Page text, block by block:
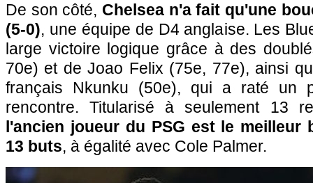
De son côté, Chelsea n'a fait qu'une
(5-0), une équipe de D4 anglaise. Les
large victoire logique grâce à des
70e) et de Joao Felix (75e, 77e), ainsi
français Nkunku (50e), qui a raté un
rencontre. Titularisé à seulement 13
l'ancien joueur du PSG est le meilleur
13 buts, à égalité avec Cole Palmer.